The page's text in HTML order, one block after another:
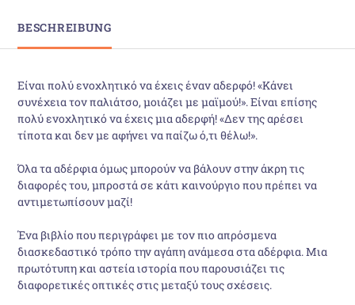
BESCHREIBUNG
Είναι πολύ ενοχλητικό να έχεις έναν αδερφό! «Κάνει
συνέχεια τον παλιάτσο, μοιάζει με μαϊμού!». Είναι επίσης
πολύ ενοχλητικό να έχεις μια αδερφή! «Δεν της αρέσει
τίποτα και δεν με αφήνει να παίζω ό,τι θέλω!».
Όλα τα αδέρφια όμως μπορούν να βάλουν στην άκρη τις
διαφορές του, μπροστά σε κάτι καινούργιο που πρέπει να
αντιμετωπίσουν μαζί!
Ένα βιβλίο που περιγράφει με τον πιο απρόσμενα
διασκεδαστικό τρόπο την αγάπη ανάμεσα στα αδέρφια. Μια
πρωτότυπη και αστεία ιστορία που παρουσιάζει τις
διαφορετικές οπτικές στις μεταξύ τους σχέσεις.